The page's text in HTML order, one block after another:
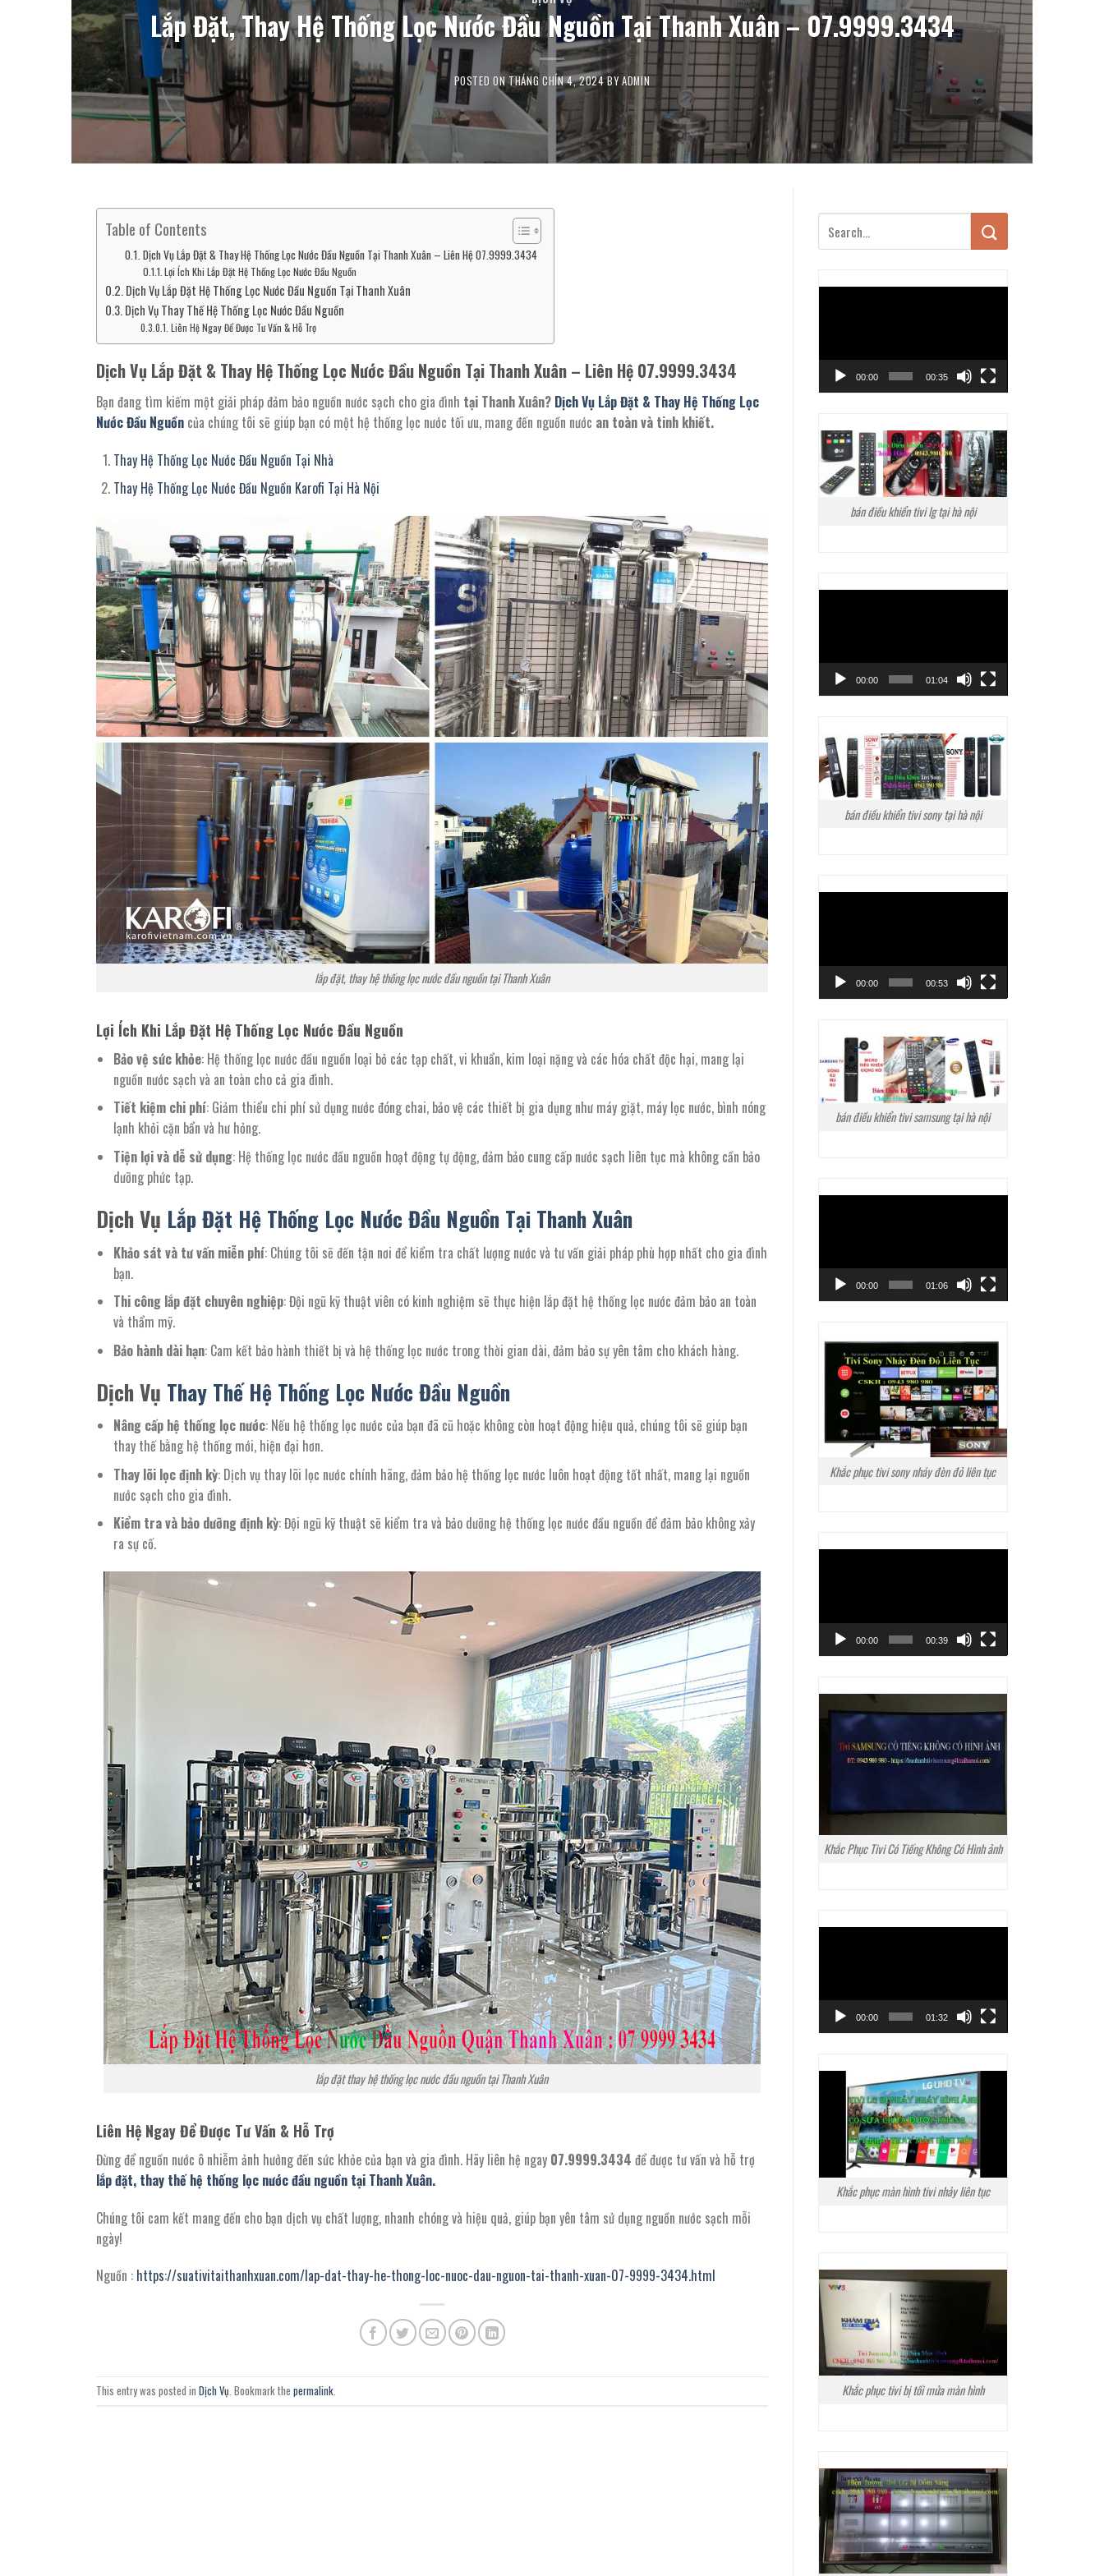
Lắp Đặt, Thay Hệ Thống Lọc Nước Đầu Nguồn Tại Thanh Xuân – 07.9999.3434
POSTED ONTHÁNG CHÍN 4, 2024BYADMIN
Table of Contents
Dịch Vụ Lắp Đặt & Thay Hệ Thống Lọc Nước Đầu Nguồn Tại Thanh Xuân – Liên Hệ 07.9999.3434
Lợi Ích Khi Lắp Đặt Hệ Thống Lọc Nước Đầu Nguồn
Dịch Vụ Lắp Đặt Hệ Thống Lọc Nước Đầu Nguồn Tại Thanh Xuân
Dịch Vụ Thay Thế Hệ Thống Lọc Nước Đầu Nguồn
Liên Hệ Ngay Để Được Tư Vấn & Hỗ Trợ
Dịch Vụ Lắp Đặt & Thay Hệ Thống Lọc Nước Đầu Nguồn Tại Thanh Xuân – Liên Hệ 07.9999.3434
Bạn đang tìm kiếm một giải pháp đảm bảo nguồn nước sạch cho gia đình tại Thanh Xuân? Dịch Vụ Lắp Đặt & Thay Hệ Thống Lọc
Nước Đầu Nguồn của chúng tôi sẽ giúp bạn có một hệ thống lọc nước tối ưu, mang đến nguồn nước an toàn và tinh khiết.
Thay Hệ Thống Lọc Nước Đầu Nguồn Tại Nhà
Thay Hệ Thống Lọc Nước Đầu Nguồn Karofi Tại Hà Nội
lắp đặt, thay hệ thống lọc nước đầu nguồn tại Thanh Xuân
Lợi Ích Khi Lắp Đặt Hệ Thống Lọc Nước Đầu Nguồn
Bảo vệ sức khỏe: Hệ thống lọc nước đầu nguồn loại bỏ các tạp chất, vi khuẩn, kim loại nặng và các hóa chất độc hại, mang lại
nguồn nước sạch và an toàn cho cả gia đình.
Tiết kiệm chi phí: Giảm thiểu chi phí sử dụng nước đóng chai, bảo vệ các thiết bị gia dụng như máy giặt, máy lọc nước, bình nóng
lạnh khỏi cặn bẩn và hư hỏng.
Tiện lợi và dễ sử dụng: Hệ thống lọc nước đầu nguồn hoạt động tự động, đảm bảo cung cấp nước sạch liên tục mà không cần bảo
dưỡng phức tạp.
Dịch Vụ Lắp Đặt Hệ Thống Lọc Nước Đầu Nguồn Tại Thanh Xuân
Khảo sát và tư vấn miễn phí: Chúng tôi sẽ đến tận nơi để kiểm tra chất lượng nước và tư vấn giải pháp phù hợp nhất cho gia đình
bạn.
Thi công lắp đặt chuyên nghiệp: Đội ngũ kỹ thuật viên có kinh nghiệm sẽ thực hiện lắp đặt hệ thống lọc nước đảm bảo an toàn
và thẩm mỹ.
Bảo hành dài hạn: Cam kết bảo hành thiết bị và hệ thống lọc nước trong thời gian dài, đảm bảo sự yên tâm cho khách hàng.
Dịch Vụ Thay Thế Hệ Thống Lọc Nước Đầu Nguồn
Nâng cấp hệ thống lọc nước: Nếu hệ thống lọc nước của bạn đã cũ hoặc không còn hoạt động hiệu quả, chúng tôi sẽ giúp bạn
thay thế bằng hệ thống mới, hiện đại hơn.
Thay lõi lọc định kỳ: Dịch vụ thay lõi lọc nước chính hãng, đảm bảo hệ thống lọc nước luôn hoạt động tốt nhất, mang lại nguồn
nước sạch cho gia đình.
Kiểm tra và bảo dưỡng định kỳ: Đội ngũ kỹ thuật sẽ kiểm tra và bảo dưỡng hệ thống lọc nước đầu nguồn để đảm bảo không xảy
ra sự cố.
lắp đặt thay hệ thống lọc nước đầu nguồn tại Thanh Xuân
Liên Hệ Ngay Để Được Tư Vấn & Hỗ Trợ
Đừng để nguồn nước ô nhiễm ảnh hưởng đến sức khỏe của bạn và gia đình. Hãy liên hệ ngay 07.9999.3434 để được tư vấn và hỗ trợ
lắp đặt, thay thế hệ thống lọc nước đầu nguồn tại Thanh Xuân.
Chúng tôi cam kết mang đến cho bạn dịch vụ chất lượng, nhanh chóng và hiệu quả, giúp bạn yên tâm sử dụng nguồn nước sạch mỗi
ngày!
Nguồn : https://suativitaithanhxuan.com/lap-dat-thay-he-thong-loc-nuoc-dau-nguon-tai-thanh-xuan-07-9999-3434.html
This entry was posted in Dịch Vụ . Bookmark the permalink
00:00 00:35
bán điều khiển tivi lg tại hà nội
00:00 01:04
bán điều khiển tivi sony tại hà nội
00:00 00:53
bán điều khiển tivi samsung tại hà nội
00:00 01:06
Khắc phục tivi sony nháy đèn đỏ liên tục
00:00 00:39
Khắc Phục Tivi Có Tiếng Không Có Hình ảnh
00:00 01:32
Khắc phục màn hình tivi nhảy liên tục
Khắc phục tivi bị tối mửa màn hình